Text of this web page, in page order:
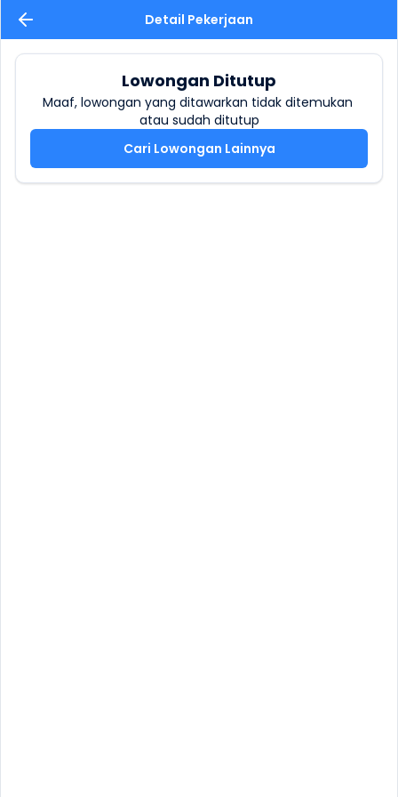
Detail Pekerjaan
Lowongan Ditutup
Maaf, lowongan yang ditawarkan tidak ditemukan
atau sudah ditutup
Cari Lowongan Lainnya